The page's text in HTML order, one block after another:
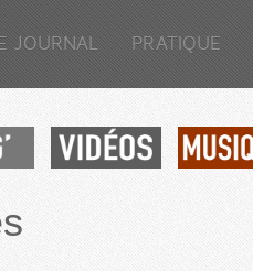
JOURNAL PRATIQUE